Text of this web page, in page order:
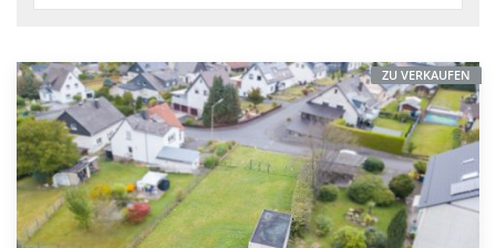
ZU VERKAUFEN